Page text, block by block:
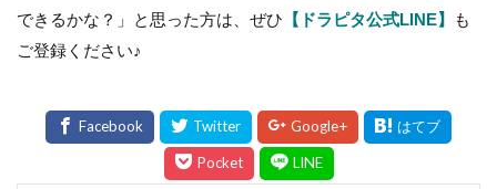
できるかな？」と思った方は、ぜひ 【ドラピタ公式LINE】
も
ご登録ください♪